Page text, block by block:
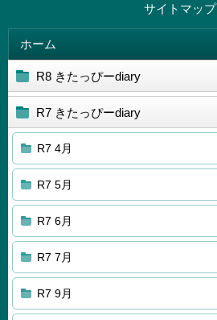
サイトマップ
ホーム
R8 きたっぴーdiary
R7 きたっぴーdiary
R7 4月
R7 5月
R7 6月
R7 7月
R7 9月